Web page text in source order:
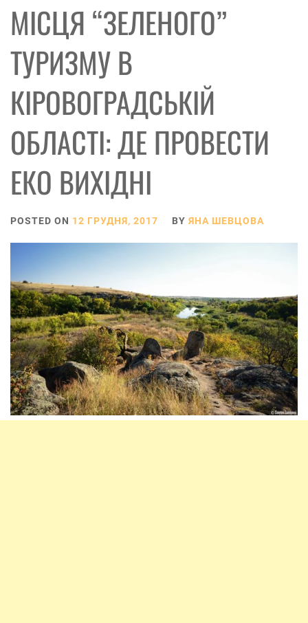
МІСЦЯ “ЗЕЛЕНОГО”
ТУРИЗМУ В
КІРОВОГРАДСЬКІЙ
ОБЛАСТІ: ДЕ ПРОВЕСТИ
ЕКО ВИХІДНІ
POSTED ON 12 ГРУДНЯ, 2017 BY ЯНА ШЕВЦОВА